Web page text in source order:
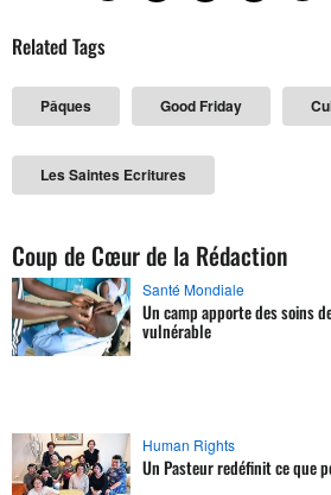
Related Tags
Pâques Good Friday
Les Saintes Ecritures
Coup de Cœur de la Rédaction
Santé Mondiale
Un camp apporte des soins
vulnérable
Human Rights
Un Pasteur redéfinit ce que